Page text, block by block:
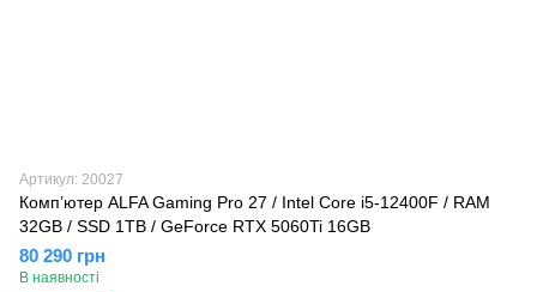
Артикул: 20027
Компʼютер ALFA Gaming Pro 27 / Intel Core i5-12400F / RAM
32GB / SSD 1TB / GeForce RTX 5060Ti 16GB
80 290 грн
В наявності